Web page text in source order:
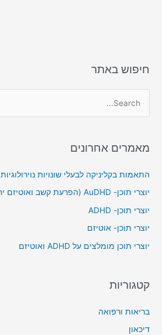
חיפוש באתר
r
o
r
:
מאמרים אחרונים
התאמות בקליניקה לבעלי שונויות נוירולוגיות
יוצרי תוכן- AuDHD (הפרעת קשב ואוטיזם יחד)
יוצרי תוכן- ADHD
יוצרי תוכן- אוטיזם
יוצרי תוכן מומלצים על ADHD ואוטיזם
קטגוריות
בריאות ורפואה
דיכאון